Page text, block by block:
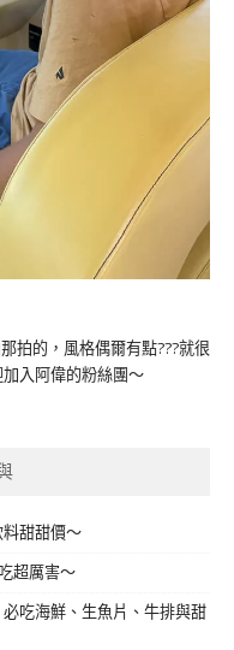
拍的，風格偶爾有點???就很
入阿偉的粉絲團～
料甜甜價～
超厲害～
吃海鮮、生魚片、牛排與甜